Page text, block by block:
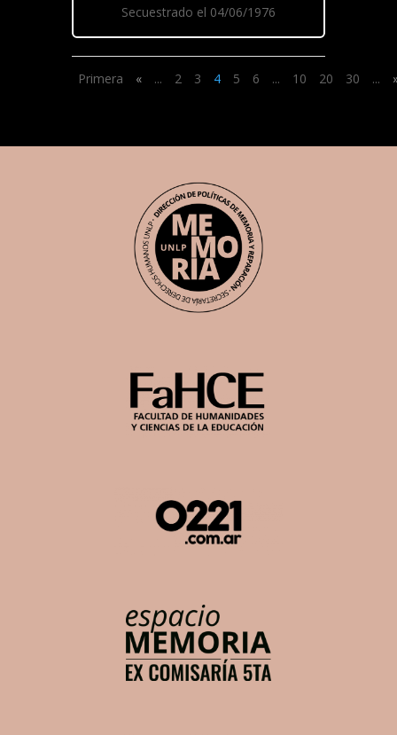
Secuestrado el 04/06/1976
Primera « ... 2 3 4 5 6 ... 10 20 30 ...